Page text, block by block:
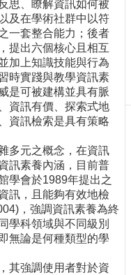
思、瞭解資訊如何被
及在學術社群中以符
一套整合能力；後者
提出六個核心且相互
加上知識技能與行為
時實踐與教學資訊素
是可被建構並具有脈
資訊有價、探索式地
資訊檢索是具有策略
多元之概念，在資訊
訊素養內涵，目前普
學會於1989年提出之
訊，且能夠有效地檢
，強調資訊素養為終
學科領域與不同級別
無論是何種類型的學
其強調使用者對於資